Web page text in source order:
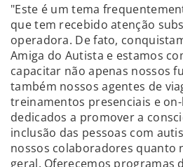
"Este é um tema
que tem recebido atenção
operadora. De fato,
Amiga do Autista e estamos
capacitar não apenas nossos
também nossos agentes de
treinamentos presenciais e
dedicados a promover a
inclusão das pessoas com
nossos colaboradores quanto
geral. Oferecemos programas